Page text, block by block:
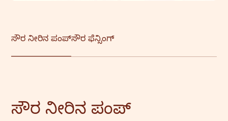
ಸೌರ ನೀರಿನ ಪಂಪ್ಸೌರ ಫೆನ್ಸಿಂಗ್
ಸೌರ ನೀರಿನ ಪಂಪ್